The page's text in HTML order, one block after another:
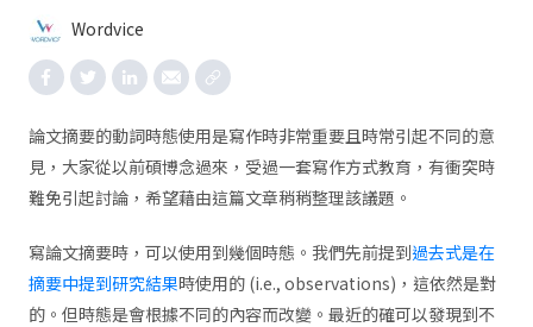
Wordvice
論文摘要的動詞時態使用是寫作時非常重要且時常引起不同的意
見，大家從以前碩博念過來，受過一套寫作方式教育，有衝突時
難免引起討論，希望藉由這篇文章稍稍整理該議題。
寫論文摘要時，可以使用到幾個時態。我們先前提到過去式是在
摘要中提到研究結果時使用的 (i.e., observations)，這依然是對
的。但時態是會根據不同的內容而改變。最近的確可以發現到不